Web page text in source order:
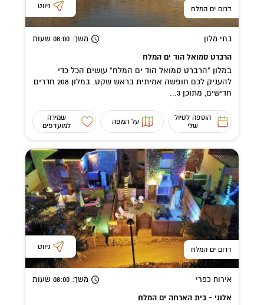
דרום ים המלח ניווט
בתי מלון משך: 08:00 שעות
הרברט סמואל הוד ים המלח
במלון "הרברט סמואל הוד ים המלח" עושים הכל כדי
להעניק לכם חופשה אמיתית בראש שקט. במלון 208 חדרים
חדישים, מתוכן 3...
הוספה לטיול
שלי
על המפה
שמירה
למועדפים
דרום ים המלח ניווט
אירוח כפרי משך: 08:00 שעות
אלוני - בית הארחה ים המלח